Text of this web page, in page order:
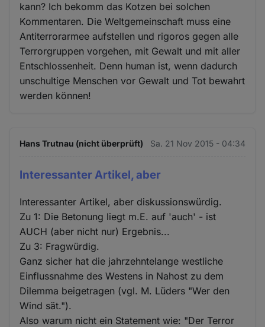
kann? Ich bekomm das Kotzen bei solchen
Kommentaren. Die Weltgemeinschaft muss eine
Antiterrorarmee aufstellen und rigoros gegen alle
Terrorgruppen vorgehen, mit Gewalt und mit aller
Entschlossenheit. Denn human ist, wenn dadurch
unschultige Menschen vor Gewalt und Tot bewahrt
werden können!
Hans Trutnau (nicht überprüft) Sa. 21 Nov 2015 - 04:34
Interessanter Artikel, aber
Interessanter Artikel, aber diskussionswürdig.
Zu 1: Die Betonung liegt m.E. auf 'auch' - ist
AUCH (aber nicht nur) Ergebnis...
Zu 3: Fragwürdig.
Ganz sicher hat die jahrzehntelange westliche
Einflussnahme des Westens in Nahost zu dem
Dilemma beigetragen (vgl. M. Lüders "Wer den
Wind sät.").
Also warum nicht ein Statement wie: "Der Terror